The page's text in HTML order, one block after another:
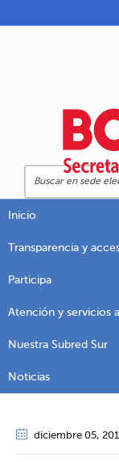
Inicio
Transparencia y
Participa
Atención y servicios
Nuestra Subred Sur
Noticias
diciembre 05,